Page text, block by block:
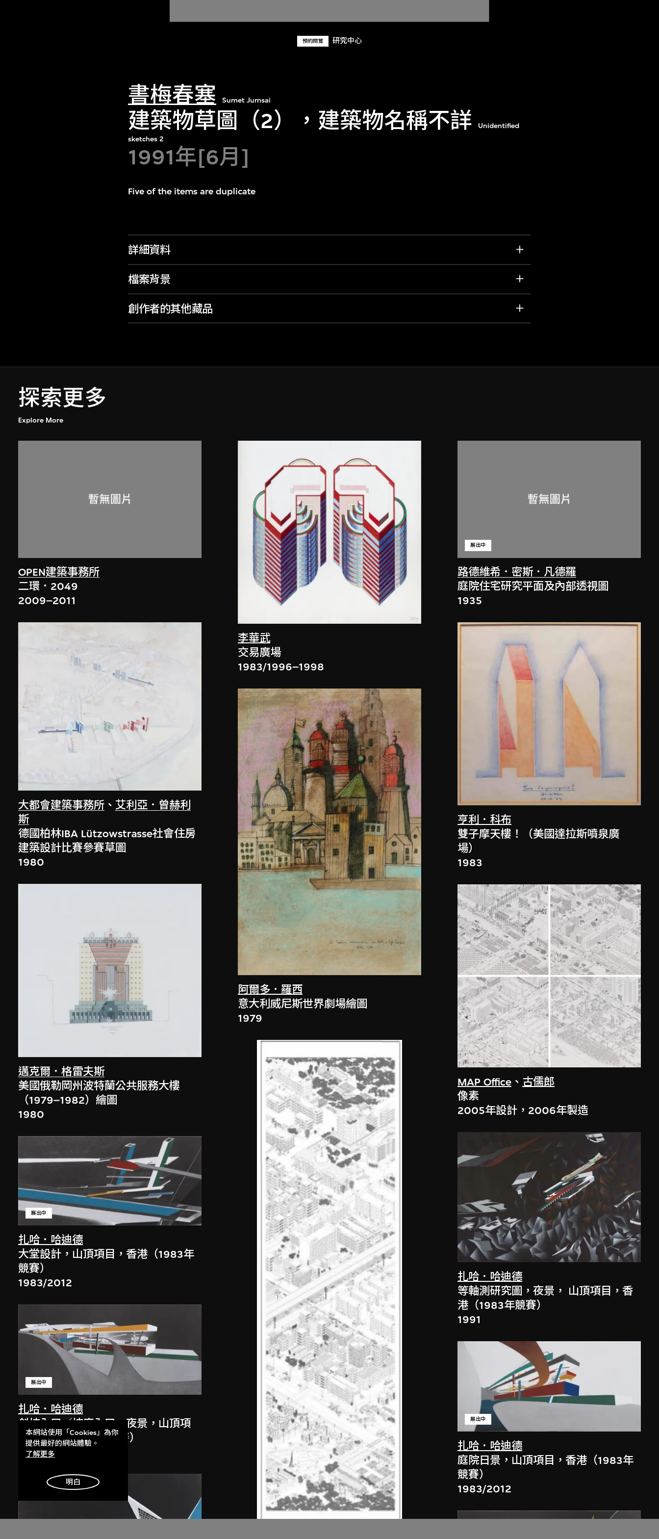
預約閱覽 研究中心
書梅春塞 Sumet Jumsai
建築物草圖（2），建築物名稱不詳
Unidentified
sketches 2
1991年[6月]
Five of the items are duplicate
詳細資料
檔案背景
創作者的其他藏品
探索更多
Explore More
OPEN建築事務所
二環．2049
2009–2011
大都會建築事務所 、艾利亞．曾赫利
斯
德國柏林IBA Lützowstrasse社會住房
建築設計比賽參賽草圖
1980
邁克爾．格雷夫斯
美國俄勒岡州波特蘭公共服務大樓
（1979–1982）繪圖
1980
扎哈．哈迪德
展出中
大堂設計，山頂項目，香港（1983年
競賽）
1983/2012
扎哈．哈迪德
展出中
斜坡入口／坡度入口，夜景，山頂項
目，香港（1983年競賽）
1983/2012
李華武
交易廣場
1983/1996–1998
阿爾多．羅西
意大利威尼斯世界劇場繪圖
1979
路德維希．密斯．凡德羅
展出中
庭院住宅研究平面及內部透視圖
1935
亨利．科布
雙子摩天樓！（美國達拉斯噴泉廣
場）
1983
MAP Office 、 古儒郎
像素
2005年設計，2006年製造
扎哈．哈迪德
等軸測研究圖，夜景， 山頂項目，香
港（1983年競賽）
1991
扎哈．哈迪德
展出中
庭院日景，山頂項目，香港（1983年
競賽）
1983/2012
本網站使用「Cookies」為你
提供最好的網站體驗。
了解更多
明白